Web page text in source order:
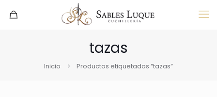
tazas
Inicio Productos etiquetados “tazas”